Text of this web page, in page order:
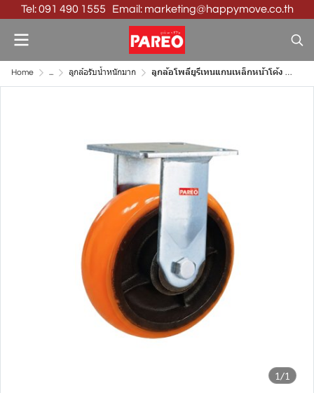
Tel: 091 490 1555 Email: marketing@happymove.co.th
Home ... ลูกล้อรับน้ำหนักมาก ลูกล้อโพลียูรีเทนแกนเหล็กหน้าโค้ง 2 นิ้ว แป้นตาย รับน้ำหนัก 350-1050 กก. | ลูกล้ออุตสาหกรรมหนัก Heavy Duty รุ่น Max PAREO
1/1